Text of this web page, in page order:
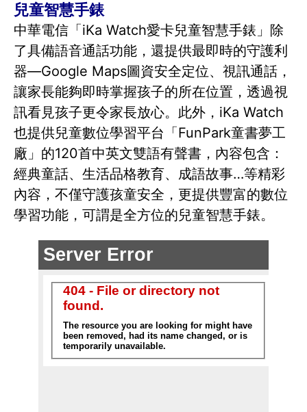
兒童智慧手錶
中華電信「iKa Watch愛卡兒童智慧手錶」除
了具備語音通話功能，還提供最即時的守護利
器—Google Maps圖資安全定位、視訊通話，
讓家長能夠即時掌握孩子的所在位置，透過視
訊看見孩子更令家長放心。此外，iKa Watch
也提供兒童數位學習平台「FunPark童書夢工
廠」的120首中英文雙語有聲書，內容包含：
經典童話、生活品格教育、成語故事…等精彩
內容，不僅守護孩童安全，更提供豐富的數位
學習功能，可謂是全方位的兒童智慧手錶。